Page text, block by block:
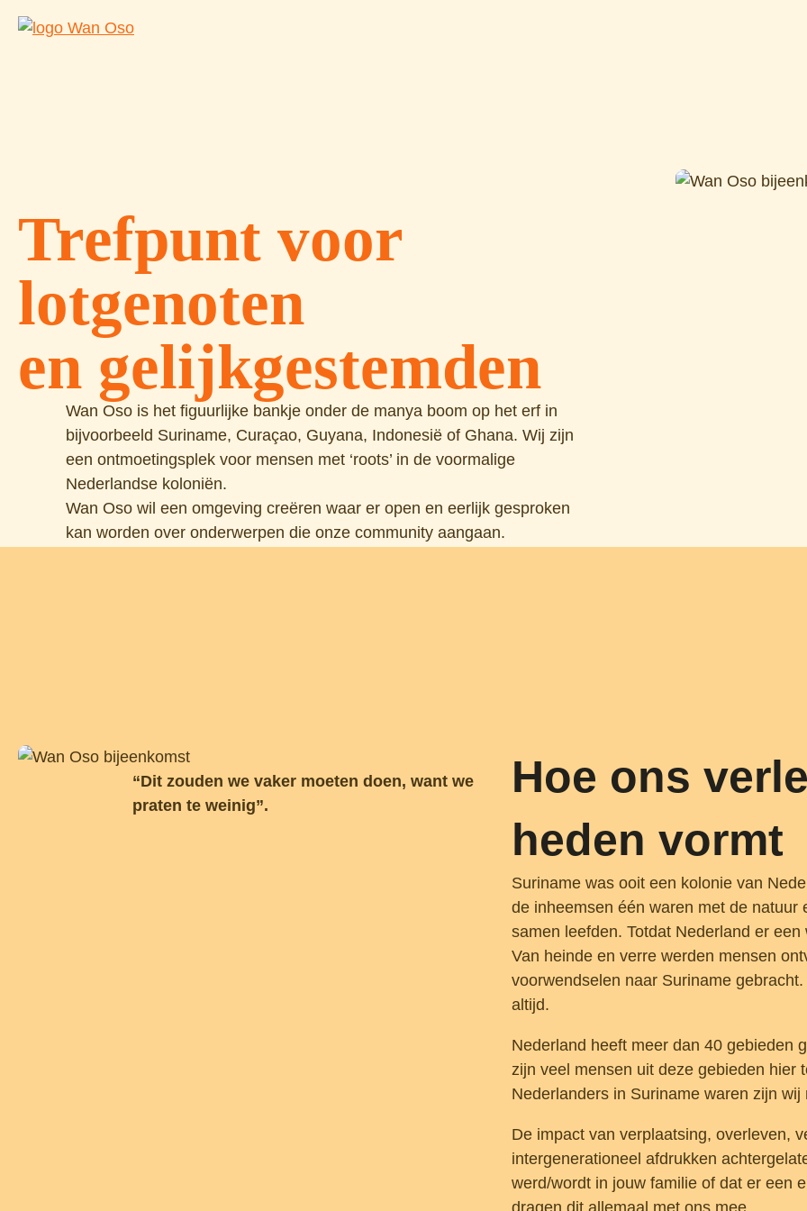
Trefpunt voor
lotgenoten
en gelijkgestemden
Wan Oso is het figuurlijke bankje onder de manya boom op het erf in
bijvoorbeeld Suriname, Curaçao, Guyana, Indonesië of Ghana. Wij zijn
een ontmoetingsplek voor mensen met ‘roots’ in de voormalige
Nederlandse koloniën.
Wan Oso wil een omgeving creëren waar er open en eerlijk gesproken
kan worden over onderwerpen die onze community aangaan.
“Dit zouden we vaker moeten doen, want we
praten te weinig”.
Hoe ons
heden vormt
Suriname was ooit een kolonie van
de inheemsen één waren met de natuur
samen leefden. Totdat Nederland er
Van heinde en verre werden mensen
voorwendselen naar Suriname
altijd.
Nederland heeft meer dan 40 gebieden
zijn veel mensen uit deze gebieden hier
Nederlanders in Suriname waren zijn
De impact van verplaatsing, overleven,
intergenerationeel afdrukken
werd/wordt in jouw familie of dat er een